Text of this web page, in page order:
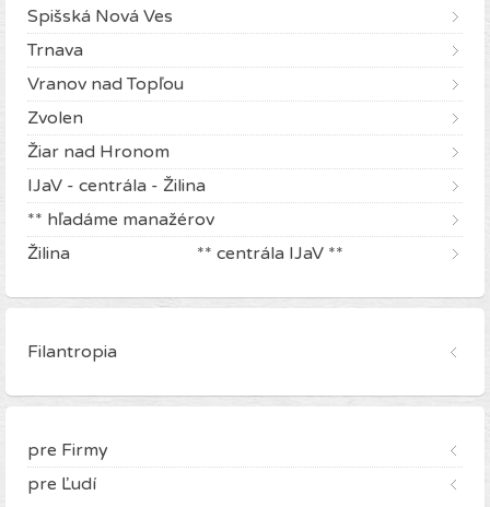
Spišská Nová Ves
Trnava
Vranov nad Topľou
Zvolen
Žiar nad Hronom
IJaV - centrála - Žilina
** hľadáme manažérov
Žilina ** centrála IJaV **
Filantropia
pre Firmy
pre Ľudí